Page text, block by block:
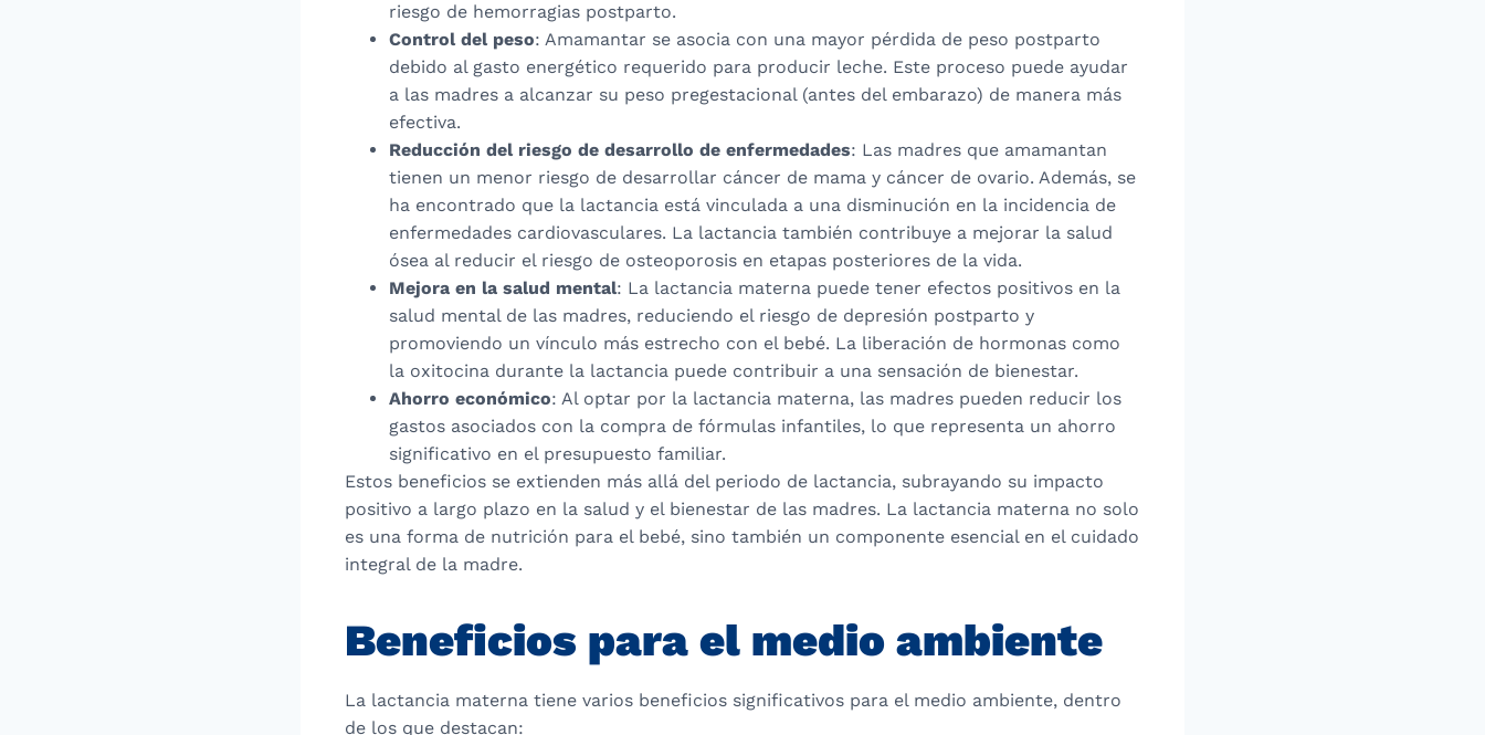
riesgo de hemorragias postparto.
Control del peso: Amamantar se asocia con una mayor pérdida de peso postparto
debido al gasto energético requerido para producir leche. Este proceso puede ayudar
a las madres a alcanzar su peso pregestacional (antes del embarazo) de manera más
efectiva.
Reducción del riesgo de desarrollo de enfermedades: Las madres que amamantan
tienen un menor riesgo de desarrollar cáncer de mama y cáncer de ovario. Además, se
ha encontrado que la lactancia está vinculada a una disminución en la incidencia de
enfermedades cardiovasculares. La lactancia también contribuye a mejorar la salud
ósea al reducir el riesgo de osteoporosis en etapas posteriores de la vida.
Mejora en la salud mental: La lactancia materna puede tener efectos positivos en la
salud mental de las madres, reduciendo el riesgo de depresión postparto y
promoviendo un vínculo más estrecho con el bebé. La liberación de hormonas como
la oxitocina durante la lactancia puede contribuir a una sensación de bienestar.
Ahorro económico: Al optar por la lactancia materna, las madres pueden reducir los
gastos asociados con la compra de fórmulas infantiles, lo que representa un ahorro
significativo en el presupuesto familiar.
Estos beneficios se extienden más allá del periodo de lactancia, subrayando su impacto
positivo a largo plazo en la salud y el bienestar de las madres. La lactancia materna no solo
es una forma de nutrición para el bebé, sino también un componente esencial en el cuidado
integral de la madre.
Beneficios para el medio ambiente
La lactancia materna tiene varios beneficios significativos para el medio ambiente, dentro
de los que destacan: